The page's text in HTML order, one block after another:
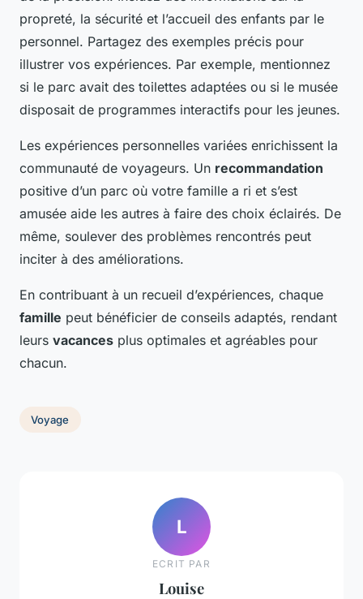
propreté, la sécurité et l’accueil des enfants par le
personnel. Partagez des exemples précis pour
illustrer vos expériences. Par exemple, mentionnez
si le parc avait des toilettes adaptées ou si le musée
disposait de programmes interactifs pour les jeunes.
Les expériences personnelles variées enrichissent la
communauté de voyageurs. Un recommandation
positive d’un parc où votre famille a ri et s’est
amusée aide les autres à faire des choix éclairés. De
même, soulever des problèmes rencontrés peut
inciter à des améliorations.
En contribuant à un recueil d’expériences, chaque
famille peut bénéficier de conseils adaptés, rendant
leurs vacances plus optimales et agréables pour
chacun.
Voyage
L
ECRIT PAR
Louise